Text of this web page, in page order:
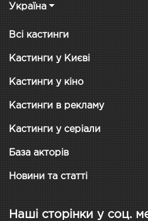
Україна
Всі кастинги
Кастинги у Києві
Кастинги у кіно
Кастинги в рекламу
Кастинги у серіали
База акторів
Новини та статті
Наші сторінки у соц.